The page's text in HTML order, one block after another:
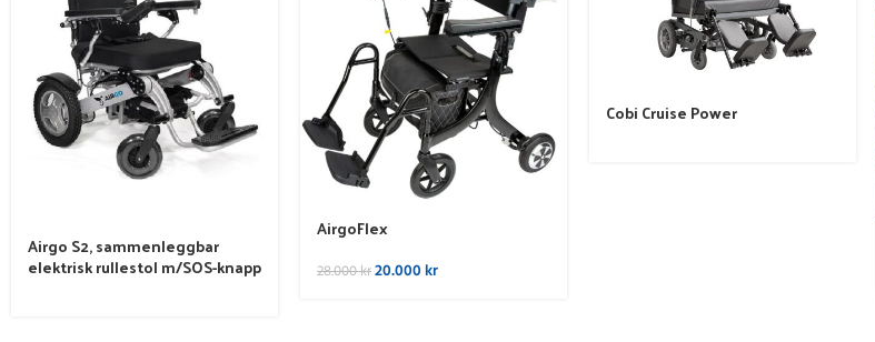
Airgo S2, sammenleggbar
elektrisk rullestol m/SOS-knapp
AirgoFlex
28.000kr20.000kr
Cobi Cruise Power